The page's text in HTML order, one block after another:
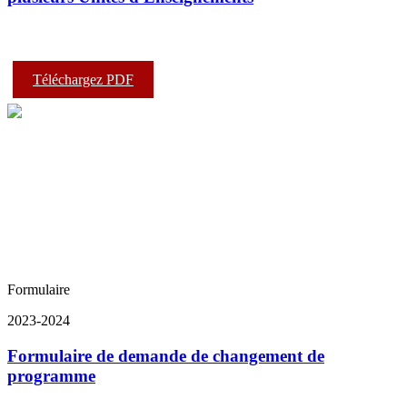
Téléchargez PDF
Formulaire
2023-2024
Formulaire de demande de changement de
programme